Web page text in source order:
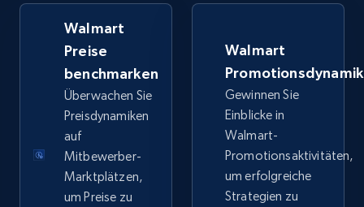
URL, Title, Available, Description, Currency, Initial
price, Final price, Discount percent, and more.
5.4K+ 668+ Jetzt anfangen
TikTok Shop - category
URL, Title, Available, Description, Currency, Initial
price, Final price, Discount percent, and more.
Walmart
Preise
benchmarken
Überwachen Sie
Preisdynamiken
auf
Mitbewerber-
Marktplätzen,
um Preise zu
Walmart
Gewinnen Sie
Einblicke in
Walmart-
Promotionsaktivitäten,
um erfolgreiche
Strategien zu